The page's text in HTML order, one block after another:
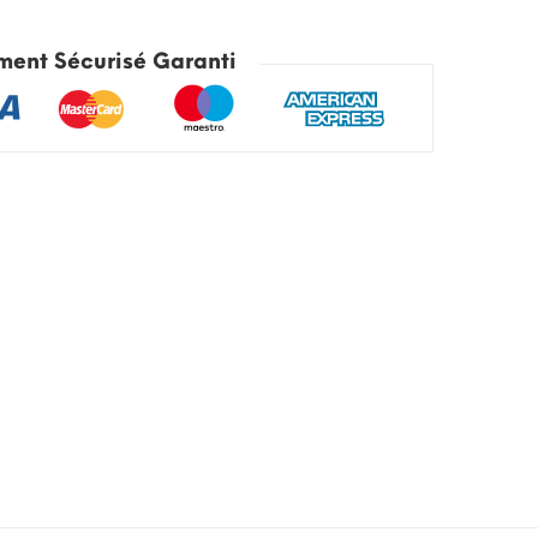
Sécurisé Garanti